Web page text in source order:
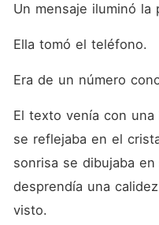
Un mensaje iluminó la
Ella tomó el teléfono.
Era de un número
El texto venía con
se reflejaba en el
sonrisa se dibujaba
desprendía una
visto.